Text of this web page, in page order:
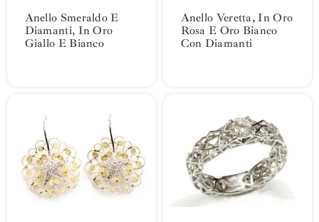
Anello Smeraldo E
Diamanti, In Oro
Giallo E Bianco
Anello Veretta, In Oro
Rosa E Oro Bianco
Con Diamanti